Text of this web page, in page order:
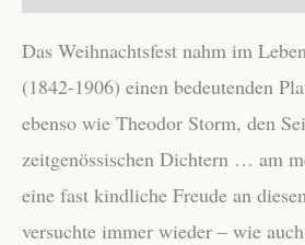
Das Weihnachtsfest nahm im
(1842-1906) einen bedeutenden
ebenso wie Theodor Storm, den
zeitgenössischen Dichtern … am
eine fast kindliche Freude an
versuchte immer wieder – wie